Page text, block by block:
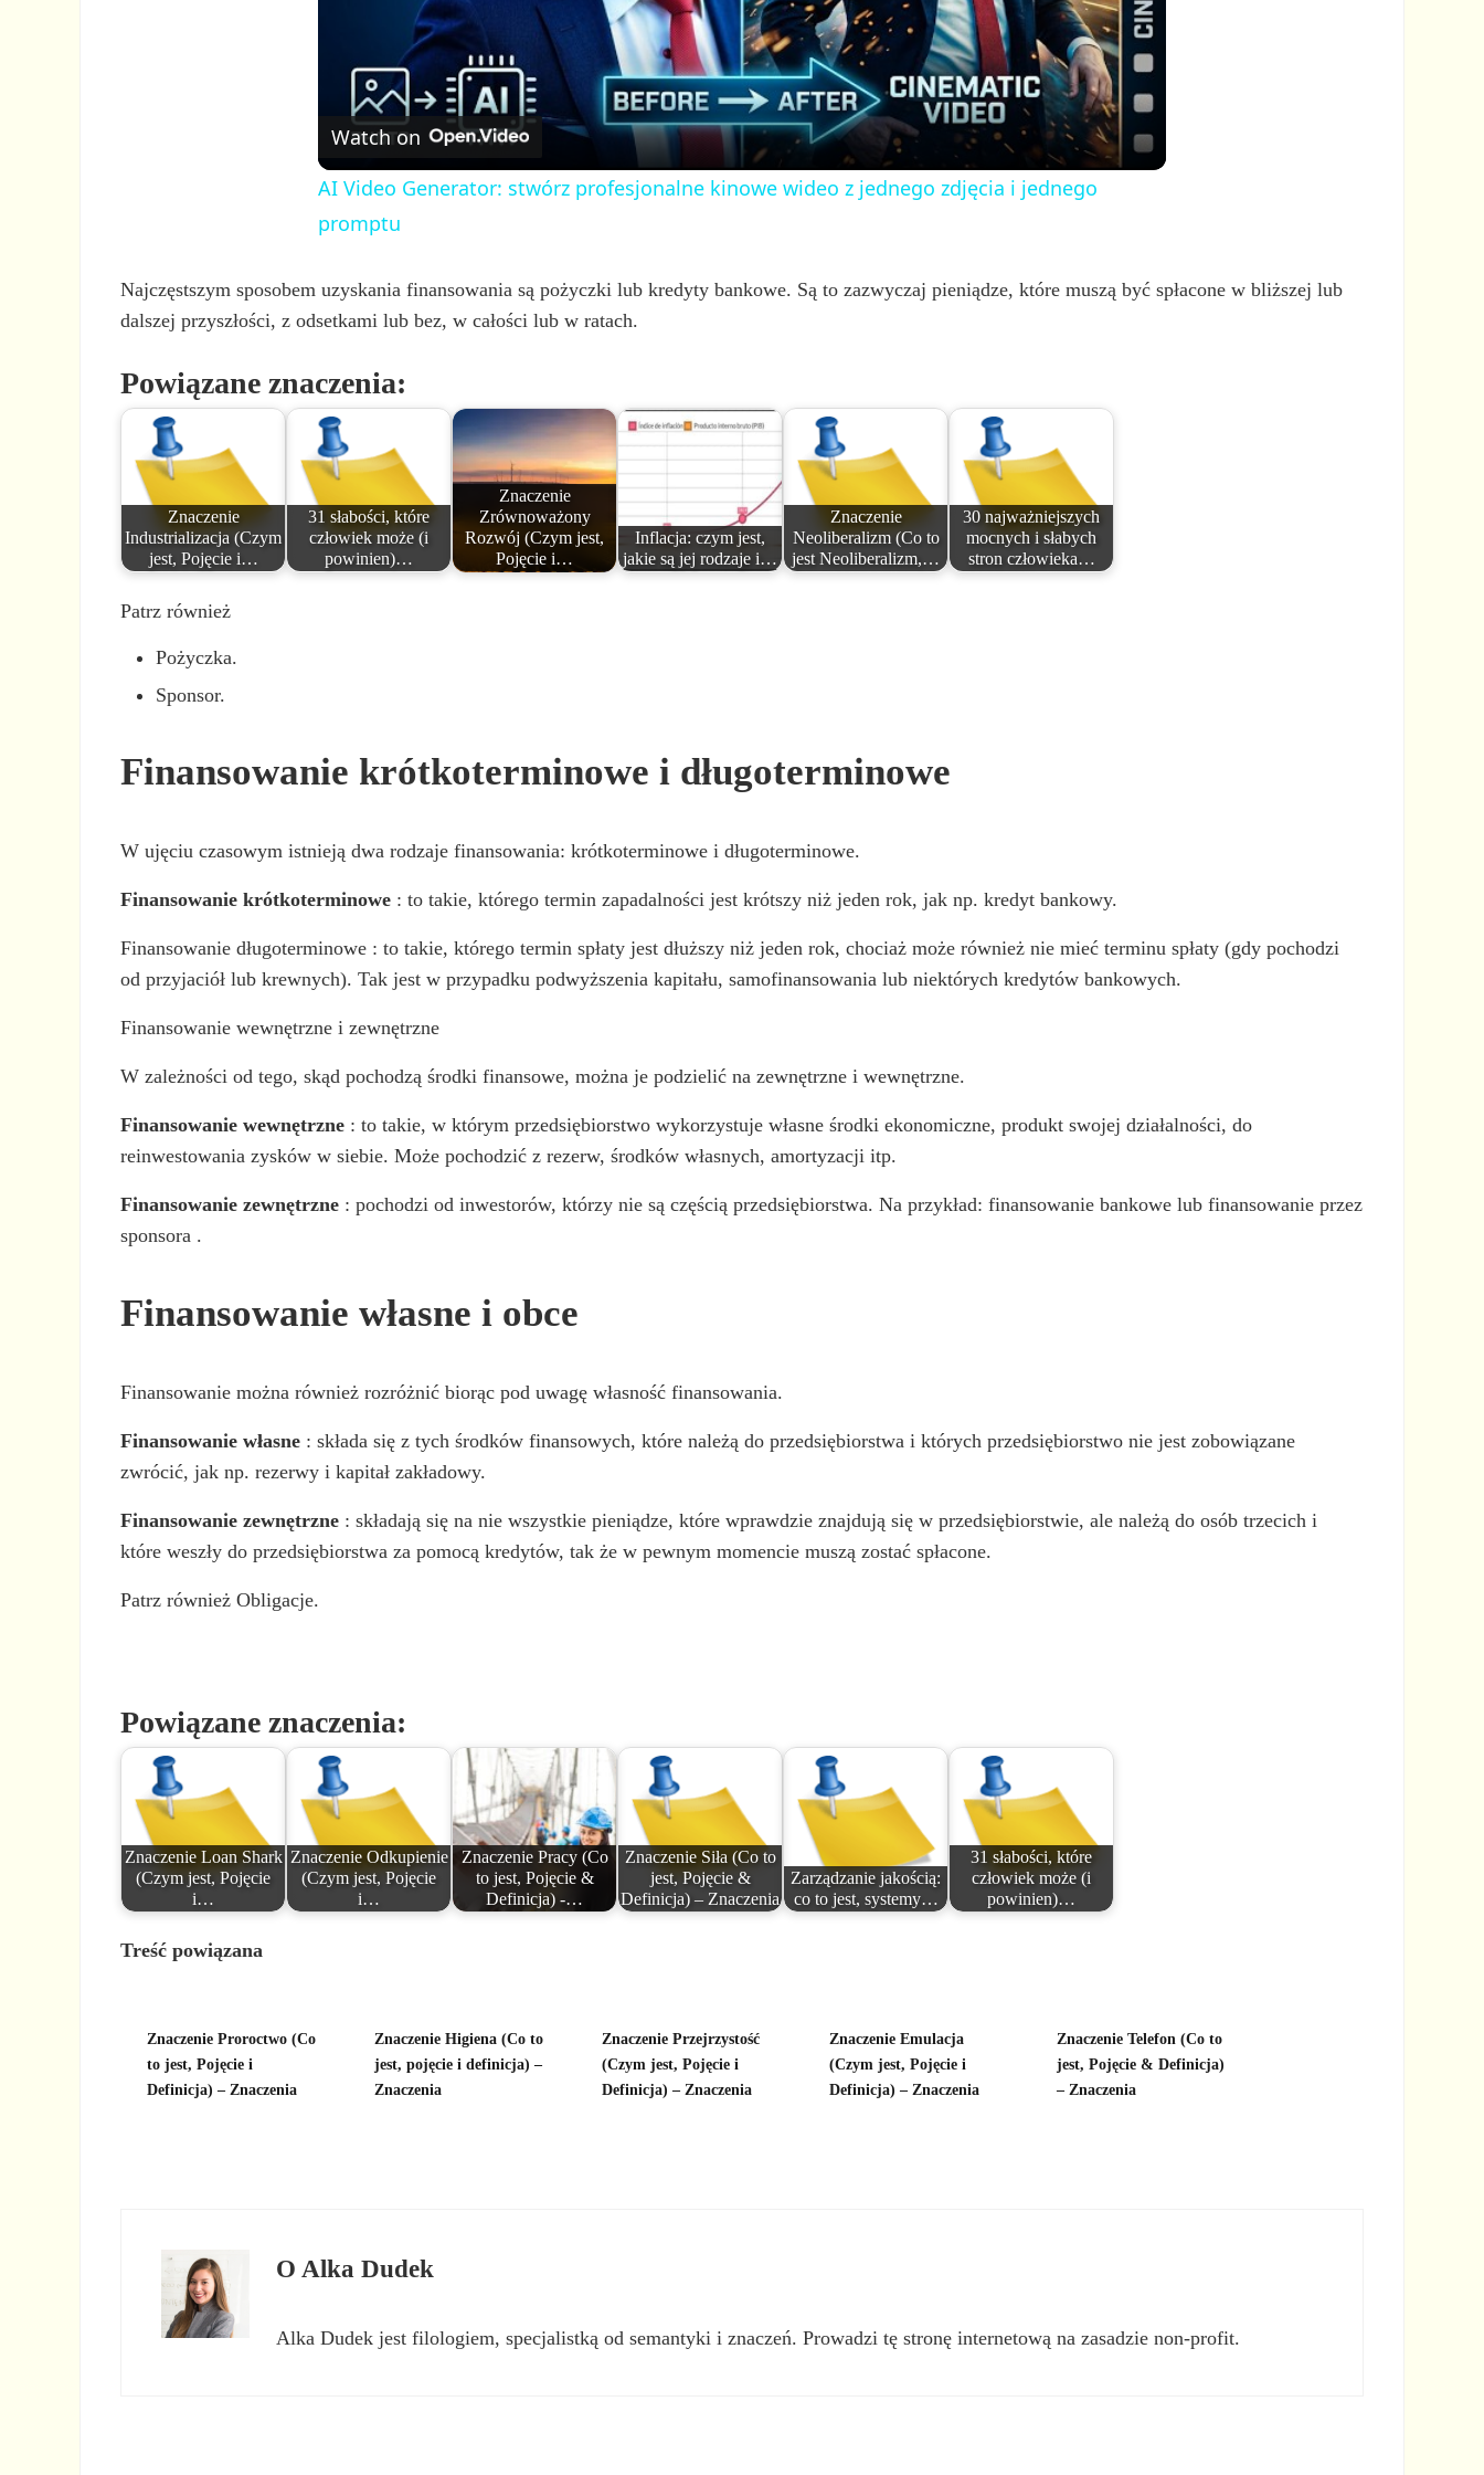
l
a
y
i
e
o
Watch on
AI Video Generator: stwórz profesjonalne kinowe wideo z jednego zdjęcia i jednego
promptu
Najczęstszym sposobem uzyskania finansowania są pożyczki lub kredyty bankowe. Są to zazwyczaj pieniądze, które muszą być spłacone w bliższej lub
dalszej przyszłości, z odsetkami lub bez, w całości lub w ratach.
Powiązane znaczenia:
Znaczenie
Industrializacja (Czym
jest, Pojęcie i…
31 słabości, które
człowiek może (i
powinien)…
Znaczenie
Zrównoważony
Rozwój (Czym jest,
Pojęcie i…
Inflacja: czym jest,
jakie są jej rodzaje i…
Znaczenie
Neoliberalizm (Co to
jest Neoliberalizm,…
30 najważniejszych
mocnych i słabych
stron człowieka…
Patrz również
Pożyczka.
Sponsor.
Finansowanie krótkoterminowe i długoterminowe
W ujęciu czasowym istnieją dwa rodzaje finansowania: krótkoterminowe i długoterminowe.
Finansowanie krótkoterminowe : to takie, którego termin zapadalności jest krótszy niż jeden rok, jak np. kredyt bankowy.
Finansowanie długoterminowe : to takie, którego termin spłaty jest dłuższy niż jeden rok, chociaż może również nie mieć terminu spłaty (gdy pochodzi
od przyjaciół lub krewnych). Tak jest w przypadku podwyższenia kapitału, samofinansowania lub niektórych kredytów bankowych.
Finansowanie wewnętrzne i zewnętrzne
W zależności od tego, skąd pochodzą środki finansowe, można je podzielić na zewnętrzne i wewnętrzne.
Finansowanie wewnętrzne : to takie, w którym przedsiębiorstwo wykorzystuje własne środki ekonomiczne, produkt swojej działalności, do
reinwestowania zysków w siebie. Może pochodzić z rezerw, środków własnych, amortyzacji itp.
Finansowanie zewnętrzne : pochodzi od inwestorów, którzy nie są częścią przedsiębiorstwa. Na przykład: finansowanie bankowe lub finansowanie przez
sponsora .
Finansowanie własne i obce
Finansowanie można również rozróżnić biorąc pod uwagę własność finansowania.
Finansowanie własne : składa się z tych środków finansowych, które należą do przedsiębiorstwa i których przedsiębiorstwo nie jest zobowiązane
zwrócić, jak np. rezerwy i kapitał zakładowy.
Finansowanie zewnętrzne : składają się na nie wszystkie pieniądze, które wprawdzie znajdują się w przedsiębiorstwie, ale należą do osób trzecich i
które weszły do przedsiębiorstwa za pomocą kredytów, tak że w pewnym momencie muszą zostać spłacone.
Patrz również Obligacje.
Powiązane znaczenia:
Znaczenie Loan Shark
(Czym jest, Pojęcie
i…
Znaczenie Odkupienie
(Czym jest, Pojęcie
i…
Znaczenie Pracy (Co
to jest, Pojęcie &
Definicja) -…
Znaczenie Siła (Co to
jest, Pojęcie &
Definicja) – Znaczenia
Zarządzanie jakością:
co to jest, systemy…
31 słabości, które
człowiek może (i
powinien)…
Treść powiązana
Znaczenie Proroctwo (Co
to jest, Pojęcie i
Definicja) – Znaczenia
Znaczenie Higiena (Co to
jest, pojęcie i definicja) –
Znaczenia
Znaczenie Przejrzystość
(Czym jest, Pojęcie i
Definicja) – Znaczenia
Znaczenie Emulacja
(Czym jest, Pojęcie i
Definicja) – Znaczenia
Znaczenie Telefon (Co to
jest, Pojęcie & Definicja)
– Znaczenia
O Alka Dudek
Alka Dudek jest filologiem, specjalistką od semantyki i znaczeń. Prowadzi tę stronę internetową na zasadzie non-profit.